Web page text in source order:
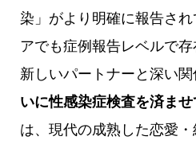
染」がより明確に報告さ
アでも症例報告レベルで存
新しいパートナーと深い関
いに性感染症検査を済ませ
は、現代の成熟した恋愛